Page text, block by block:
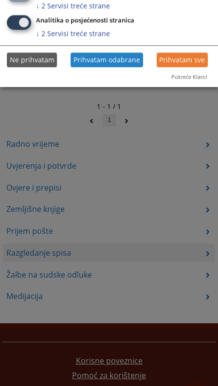
Radno vrijeme
Uvjerenja i potvrde
Ovjere i prepisi
Zemljišne knjige
Prijem pošte
Razgledanje spisa
Žalbe na sudske odluke
Medijacija
1 - 1 / 1
1
Korisne poveznice
Pomoć za korištenje
↓ 2 Servisi treće strane
Analitika o posjećenosti stranica
↓ 2 Servisi treće strane
Ne prihvatam Prihvatam odabrane Prihvatam sve
Pokreće Klaro!